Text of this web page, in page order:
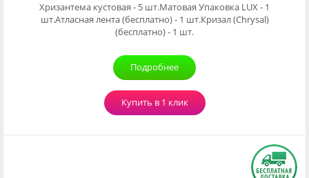
Хризантема кустовая - 5 шт.Матовая Упаковка LUX - 1
шт.Атласная лента (бесплатно) - 1 шт.Кризал (Chrysal)
(бесплатно) - 1 шт.
Подробнее
Купить в 1 клик